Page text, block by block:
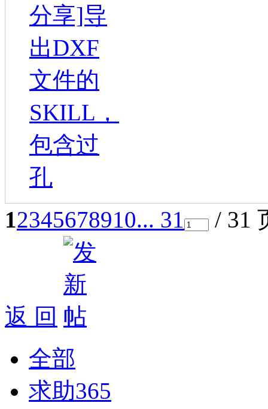
分享]导
出DXF
文件的
SKILL，
包含过
孔
12345678910... 31 / 31
返 回
全部
求助365